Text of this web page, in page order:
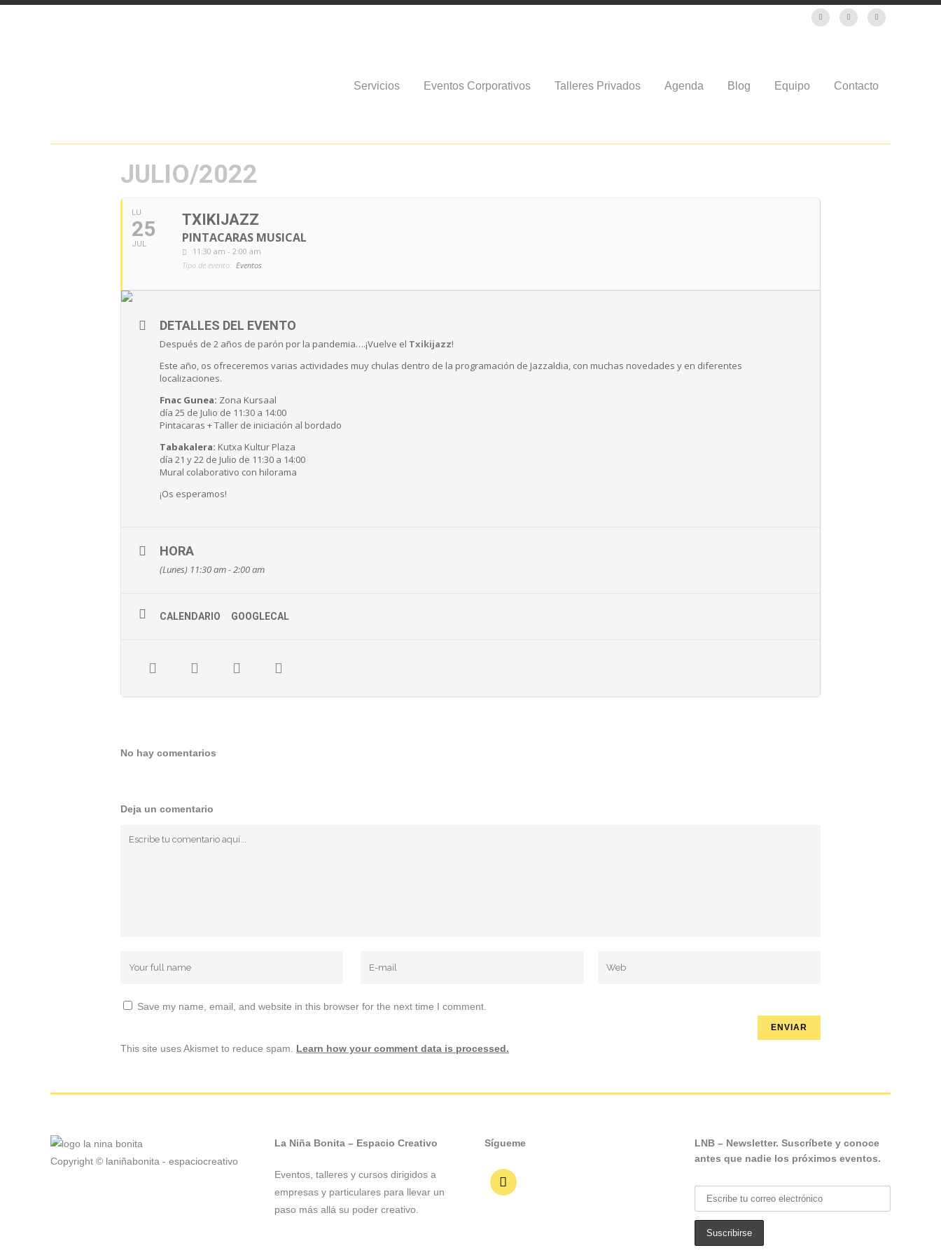
Servicios Eventos Corporativos Talleres Privados Agenda Blog Equipo Contacto
JULIO/2022
LU
25
JUL
TXIKIJAZZ
PINTACARAS MUSICAL
11:30 am - 2:00 am
Tipo de evento: Eventos
DETALLES DEL EVENTO
Después de 2 años de parón por la pandemia….¡Vuelve el Txikijazz!
Este año, os ofreceremos varias actividades muy chulas dentro de la programación de Jazzaldia, con muchas novedades y en diferentes
localizaciones.
Fnac Gunea: Zona Kursaal
día 25 de Julio de 11:30 a 14:00
Pintacaras + Taller de iniciación al bordado
Tabakalera: Kutxa Kultur Plaza
día 21 y 22 de Julio de 11:30 a 14:00
Mural colaborativo con hilorama
¡Os esperamos!
HORA
(Lunes) 11:30 am - 2:00 am
CALENDARIO GOOGLECAL
No hay comentarios
Deja un comentario
Save my name, email, and website in this browser for the next time I comment.
This site uses Akismet to reduce spam. Learn how your comment data is processed.
Copyright © laniñabonita - espaciocreativo
La Niña Bonita – Espacio Creativo
Eventos, talleres y cursos dirigidos a
empresas y particulares para llevar un
paso más allá su poder creativo.
Sígueme
LNB – Newsletter. Suscríbete y conoce
antes que nadie los próximos eventos.